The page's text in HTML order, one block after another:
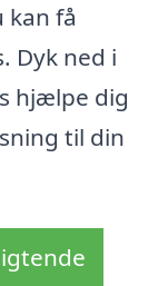
kan få
Dyk ned i
hjælpe dig
til din